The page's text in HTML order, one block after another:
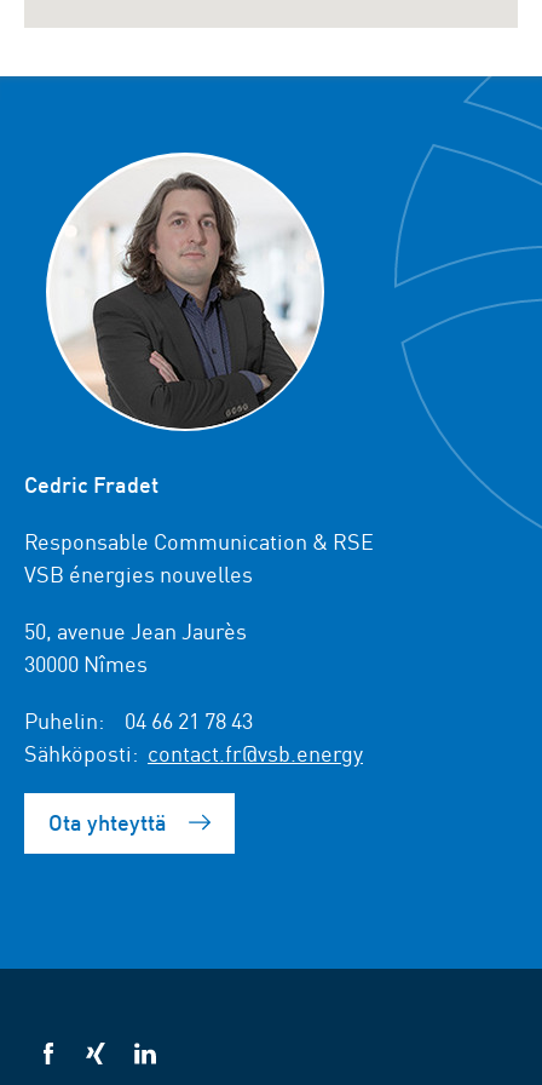
Cedric Fradet
Responsable Communication & RSE
VSB énergies nouvelles
50, avenue Jean Jaurès
30000 Nîmes
Puhelin:
04 66 21 78 43
Sähköposti: contact.fr@vsb.energy
Ota yhteyttä
VSB
VSB
VSB